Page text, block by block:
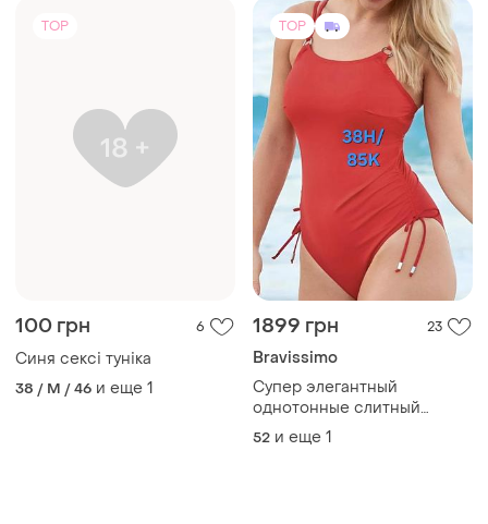
TOP
100 грн 6
Синя сексі туніка
38 / M / 46 и еще 1
TOP
1899 грн 23
Bravissimo
Супер элегантный
однотонные слитный
купальник батал на пышные
груди от bravissimo(новой)
52 и еще 1